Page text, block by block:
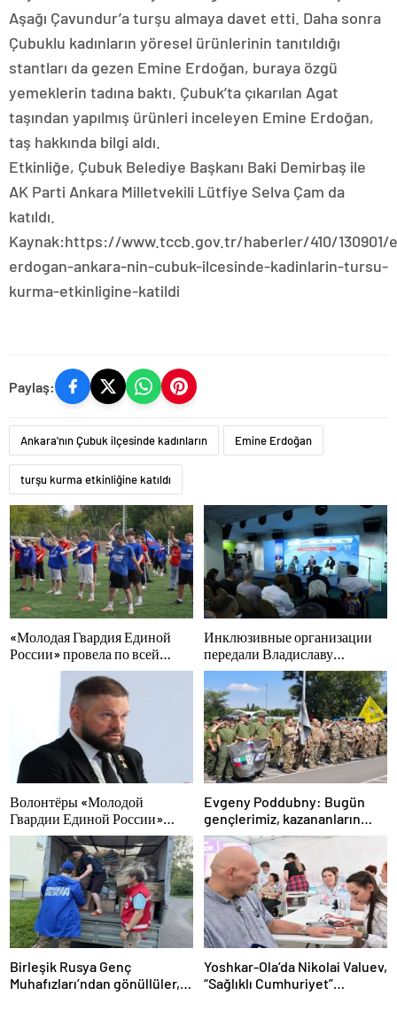
Aşağı Çavundur’a turşu almaya davet etti. Daha sonra
Çubuklu kadınların yöresel ürünlerinin tanıtıldığı
stantları da gezen Emine Erdoğan, buraya özgü
yemeklerin tadına baktı. Çubuk’ta çıkarılan Agat
taşından yapılmış ürünleri inceleyen Emine Erdoğan,
taş hakkında bilgi aldı.
Etkinliğe, Çubuk Belediye Başkanı Baki Demirbaş ile
AK Parti Ankara Milletvekili Lütfiye Selva Çam da
katıldı.
Kaynak:https://www.tccb.gov.tr/haberler/410/130901/
erdogan-ankara-nin-cubuk-ilcesinde-kadinlarin-tursu-
kurma-etkinligine-katildi
Paylaş:
Ankara'nın Çubuk ilçesinde kadınların Emine Erdoğan
turşu kurma etkinliğine katıldı
«Молодая Гвардия Единой
России» провела по всей
стране мероприятия ко Дню
физкультурника
Инклюзивные организации
передали Владиславу
Головину предложения в
новую Народную программу
«Единой России»
Волонтёры «Молодой
Гвардии Единой России»
помогут белгородцам с
огнетушителями и
генераторами
Evgeny Poddubny: Bugün
gençlerimiz, kazananların
karakterini şekillendiriyor
Birleşik Rusya Genç
Muhafızları’ndan gönüllüler,
Yoshkar-Ola’da Nikolai Valuev,
“Sağlıklı Cumhuriyet”